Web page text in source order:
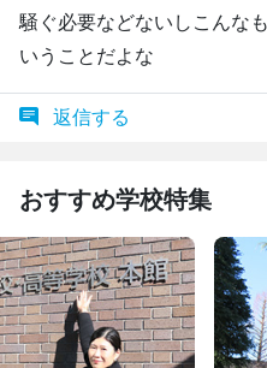
騒ぐ必要などないしこんな
いうことだよな
返信する
おすすめ学校特集